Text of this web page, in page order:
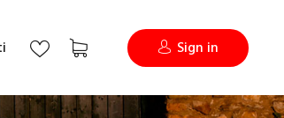
Sign in